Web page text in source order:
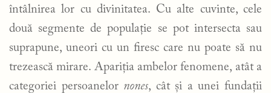
întâlnirea lor cu divinitatea. Cu alte cuvinte, cele
două segmente de populație se pot intersecta sau
suprapune, uneori cu un firesc care nu poate să nu
trezească mirare. Apariția ambelor fenomene, atât a
categoriei persoanelor nones, cât și a unei fundații